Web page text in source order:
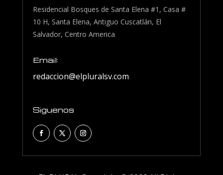
Residencial Bosques de Santa Elena #1, Casa #
10 H, Santa Elena, Antiguo Cuscatlán, El
Salvador, Centro America
Email:
redaccion@elpluralsv.com
Siguenos